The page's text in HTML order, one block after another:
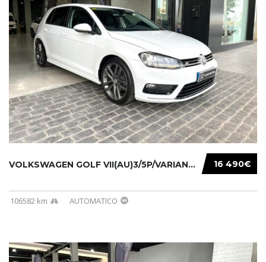
16 490€
VOLKSWAGEN GOLF VII(AU)3/5P/VARIANT(12-16 20...
106582 km AUTOMATICO